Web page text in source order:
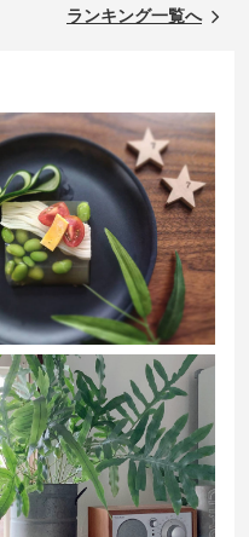
ランキング一覧へ